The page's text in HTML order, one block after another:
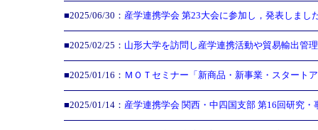
■2025/06/30： 産学連携学会 第23大会に参加し，発表しまし
■2025/02/25： 山形大学を訪問し産学連携活動や貿易輸出管
■2025/01/16： ＭＯＴセミナー「新商品・新事業・スタート
■2025/01/14： 産学連携学会 関西・中四国支部 第16回研究